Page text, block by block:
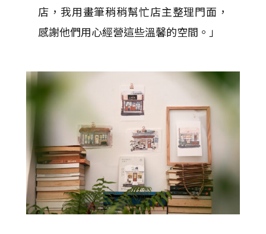
店，我用畫筆稍稍幫忙店主整理門面，
感謝他們用心經營這些溫馨的空間。」